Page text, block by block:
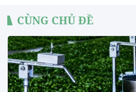
CÙNG CHỦ ĐỀ